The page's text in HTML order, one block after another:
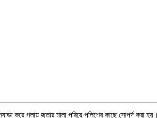
করে গলায় জুতার মালা পরিয়ে পুলিশের কাছে সোপর্দ করা হয়।